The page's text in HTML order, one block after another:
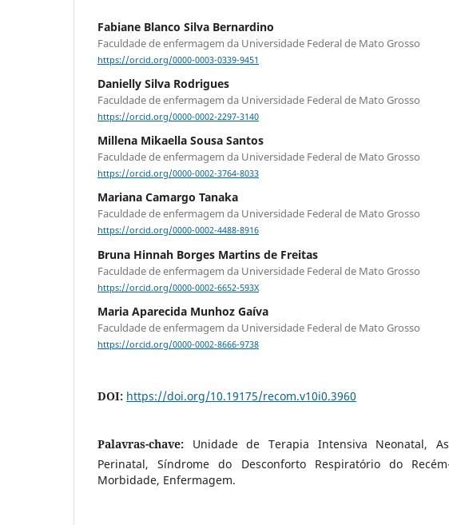
Fabiane Blanco Silva Bernardino
Faculdade de enfermagem da Universidade Federal de Mato Grosso
https://orcid.org/0000-0003-0339-9451
Danielly Silva Rodrigues
Faculdade de enfermagem da Universidade Federal de Mato Grosso
https://orcid.org/0000-0002-2297-3140
Millena Mikaella Sousa Santos
Faculdade de enfermagem da Universidade Federal de Mato Grosso
https://orcid.org/0000-0002-3764-8033
Mariana Camargo Tanaka
Faculdade de enfermagem da Universidade Federal de Mato Grosso
https://orcid.org/0000-0002-4488-8916
Bruna Hinnah Borges Martins de Freitas
Faculdade de enfermagem da Universidade Federal de Mato Grosso
https://orcid.org/0000-0002-6652-593X
Maria Aparecida Munhoz Gaíva
Faculdade de enfermagem da Universidade Federal de Mato Grosso
https://orcid.org/0000-0002-8666-9738
DOI: https://doi.org/10.19175/recom.v10i0.3960
Palavras-chave: Unidade de Terapia Intensiva Neonatal,
Perinatal, Síndrome do Desconforto Respiratório do
Morbidade, Enfermagem.